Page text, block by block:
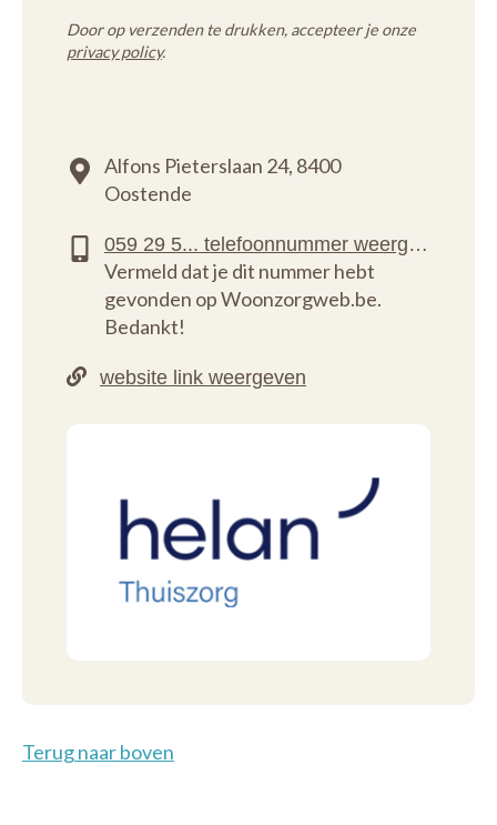
Door op verzenden te drukken, accepteer je onze
privacy policy.
Alfons Pieterslaan 24, 8400
Oostende
Vermeld dat je dit nummer hebt
gevonden op Woonzorgweb.be.
Bedankt!
Terug naar boven